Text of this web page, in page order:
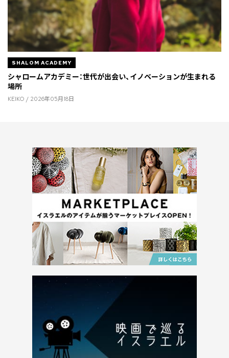
SHALOM ACADEMY
シャロームアカデミー：世代が出会い、イノベーションが生まれる
場所
KEIKO / 2026年05月18日